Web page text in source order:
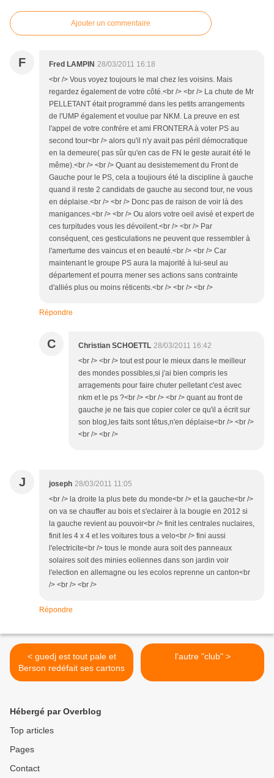
Ajouter un commentaire
F Fred LAMPIN 28/03/2011 16:18
<br /> Vous voyez toujours le mal chez les voisins. Mais
regardez également de votre côté.<br /> <br /> La chute de Mr
PELLETANT était programmé dans les petits arrangements
de l'UMP également et voulue par NKM. La preuve en est
l'appel de votre confrére et ami FRONTERA à voter PS au
second tour<br /> alors qu'il n'y avait pas péril démocratique
en la demeure( pas sûr qu'en cas de FN le geste aurait été le
même).<br /> <br /> Quant au desistemement du Front de
Gauche pour le PS, cela a toujiours été la discipline à gauche
quand il reste 2 candidats de gauche au second tour, ne vous
en déplaise.<br /> <br /> Donc pas de raison de voir là des
manigances.<br /> <br /> Ou alors votre oeil avisé et expert de
ces turpitudes vous les dévoilent.<br /> <br /> Par
conséquent, ces gesticulations ne peuvent que ressembler à
l'amertume des vaincus et en beauté.<br /> <br /> Car
maintenant le groupe PS aura la majorité à lui-seul au
département et pourra mener ses actions sans contrainte
d'alliés plus ou moins réticents.<br /> <br /> <br />
Répondre
C Christian SCHOETTL 28/03/2011 16:42
<br /> <br /> tout est pour le mieux dans le meilleur
des mondes possibles,si j'ai bien compris les
arragements pour faire chuter pelletant c'est avec
nkm et le ps ?<br /> <br /> <br /> quant au front de
gauche je ne fais que copier coler ce qu'il a écrit sur
son blog,les faits sont têtus,n'en déplaise<br /> <br />
<br /> <br />
J joseph 28/03/2011 11:05
<br /> la droite la plus bete du monde<br /> et la gauche<br />
on va se chauffer au bois et s'eclairer à la bougie en 2012 si
la gauche revient au pouvoir<br /> finit les centrales nuclaires,
finit les 4 x 4 et les voitures tous a velo<br /> fini aussi
l'electricite<br /> tous le monde aura soit des panneaux
solaires soit des minies eoliennes dans son jardin voir
l'election en allemagne ou les ecolos reprenne un canton<br
/> <br /> <br />
Répondre
< guedj est tout pale et
Berson redéfait ses cartons
l'autre "club" >
Hébergé par Overblog
Top articles
Pages
Contact